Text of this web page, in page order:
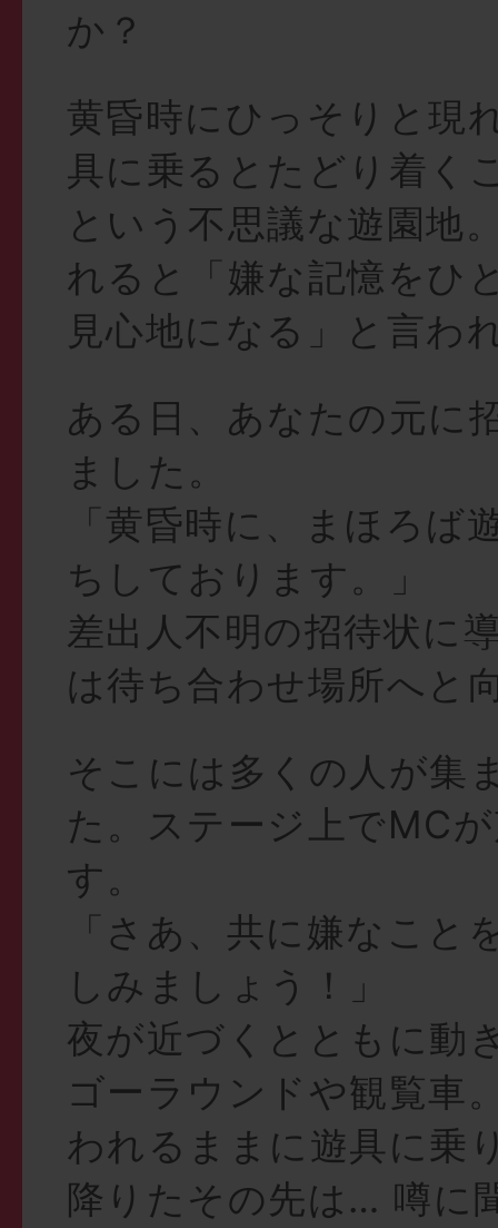
か？
黄昏時にひっそりと現
具に乗るとたどり着く
という不思議な遊園地
れると「嫌な記憶をひ
見心地になる」と言わ
ある日、あなたの元に
ました。
「黄昏時に、まほろば
ちしております。」
差出人不明の招待状に
は待ち合わせ場所へと
そこには多くの人が集
た。ステージ上でMC
す。
「さあ、共に嫌なこと
しみましょう！」
夜が近づくとともに動
ゴーラウンドや観覧車
われるままに遊具に乗
降りたその先は… 噂に